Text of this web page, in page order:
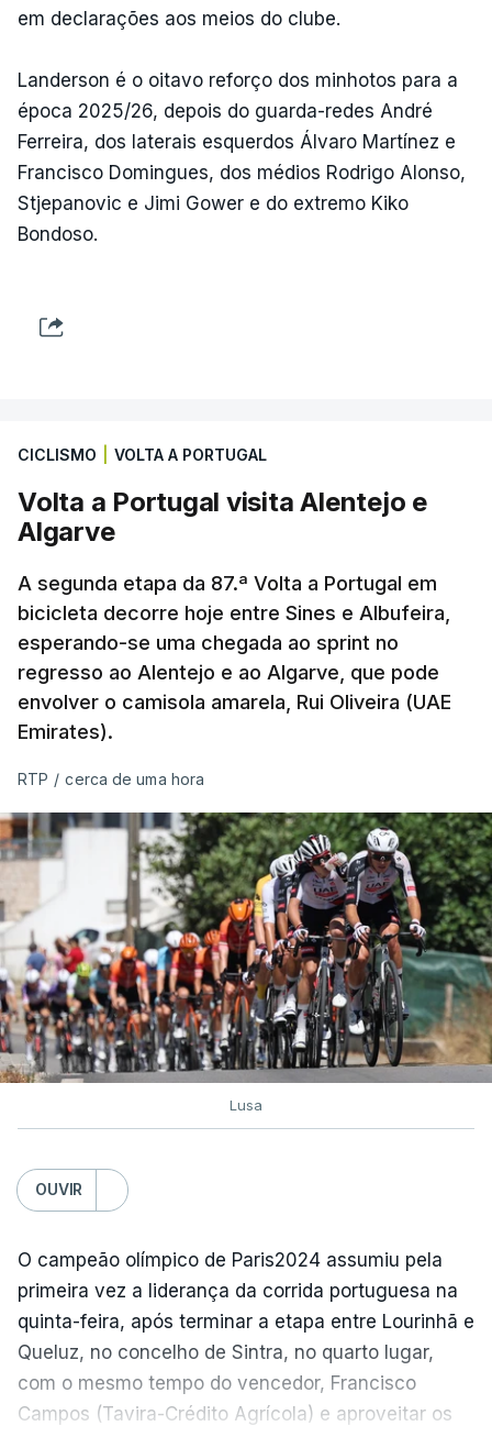
em declarações aos meios do clube.
Landerson é o oitavo reforço dos minhotos para a
época 2025/26, depois do guarda-redes André
Ferreira, dos laterais esquerdos Álvaro Martínez e
Francisco Domingues, dos médios Rodrigo Alonso,
Stjepanovic e Jimi Gower e do extremo Kiko
Bondoso.
CICLISMO VOLTA A PORTUGAL
Volta a Portugal visita Alentejo e
Algarve
A segunda etapa da 87.ª Volta a Portugal em
bicicleta decorre hoje entre Sines e Albufeira,
esperando-se uma chegada ao sprint no
regresso ao Alentejo e ao Algarve, que pode
envolver o camisola amarela, Rui Oliveira (UAE
Emirates).
RTP / cerca de uma hora
Lusa
OUVIR
O campeão olímpico de Paris2024 assumiu pela
primeira vez a liderança da corrida portuguesa na
quinta-feira, após terminar a etapa entre Lourinhã e
Queluz, no concelho de Sintra, no quarto lugar,
com o mesmo tempo do vencedor, Francisco
Campos (Tavira-Crédito Agrícola) e aproveitar os